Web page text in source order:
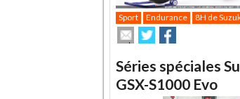
Sport Endurance 8H de
Envoyer
cet
à
un
ami
Partager
sur
sur
Séries spéciales
GSX-S1000 Evo